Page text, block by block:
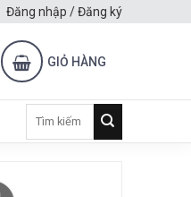
Đăng nhập / Đăng ký
GIỎ HÀNG
kiếm: